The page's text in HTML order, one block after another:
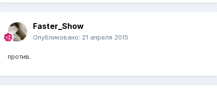
Faster_Show
Опубликовано: 21 апреля 2015
против.